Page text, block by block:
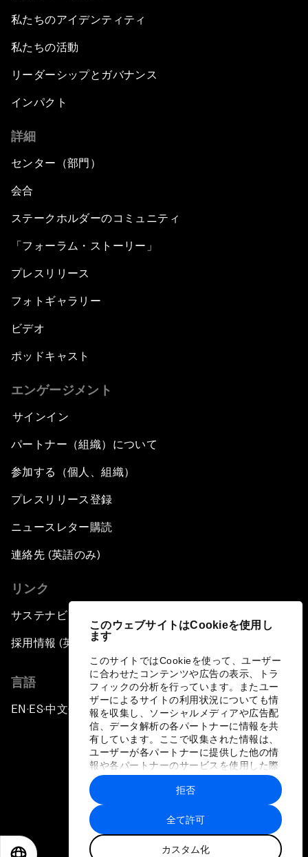
このウェブサイトはCookieを使用し
ます
このサイトではCookieを使って、ユーザー
に合わせたコンテンツや広告の表示、トラ
フィックの分析を行っています。またユー
ザーによるサイトの利用状況についても情
報を収集し、ソーシャルメディアや広告配
信、データ解析の各パートナーに情報を共
有しています。ここで収集された情報は、
ユーザーが各パートナーに提供した他の情
報や各パートナーのサービスを使用した際
に収集された情報と組み合わされ、各パー
トナーによって使用されることがありま
す。
全て許可
カスタム化
拒否
私たちのアイデンティティ
私たちの活動
リーダーシップとガバナンス
インパクト
詳細
センター（部門）
会合
ステークホルダーのコミュニティ
「フォーラム・ストーリー」
プレスリリース
フォトギャラリー
ビデオ
ポッドキャスト
エンゲージメント
サインイン
パートナー（組織）について
参加する（個人、組織）
プレスリリース登録
ニュースレター購読
連絡先 (英語のみ)
リンク
サステナビリティへの取り組み
採用情報 (英語のみ)
言語
EN ▪ES▪中文▪ 日本語
プライバシーポリシーと利用規約
サイトマップ
©
世界経済フォーラム